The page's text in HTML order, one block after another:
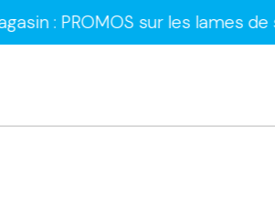
sur les lames de scie